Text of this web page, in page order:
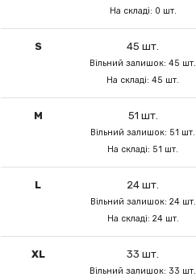
На складі: 0 шт.
S 45 шт.
Вільний залишок: 45 шт.
На складі: 45 шт.
M 51 шт.
Вільний залишок: 51 шт.
На складі: 51 шт.
L 24 шт.
Вільний залишок: 24 шт.
На складі: 24 шт.
XL 33 шт.
Вільний залишок: 33 шт.